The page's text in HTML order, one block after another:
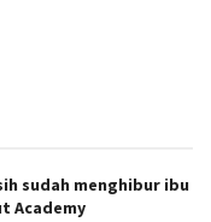
sudah menghibur ibu
Academy